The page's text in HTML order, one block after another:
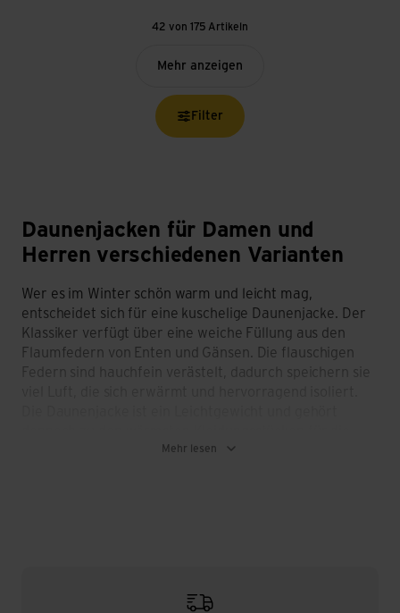
42 von 175 Artikeln
Mehr anzeigen
Filter
Daunenjacken für Damen und
Herren verschiedenen Varianten
Wer es im Winter schön warm und leicht mag,
entscheidet sich für eine kuschelige Daunenjacke. Der
Klassiker verfügt über eine weiche Füllung aus den
Flaumfedern von Enten und Gänsen. Die flauschigen
Federn sind hauchfein verästelt, dadurch speichern sie
kalte Jahreszeit. Stöbere online durch die grosse
Mehr lesen